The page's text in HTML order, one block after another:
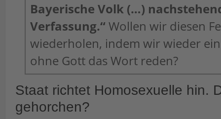
Bayerische Volk (…)
Verfassung.“ Wollen wir diesen
wiederholen, indem wir wieder
ohne Gott das Wort reden?
Staat richtet Homosexuelle hin.
gehorchen?